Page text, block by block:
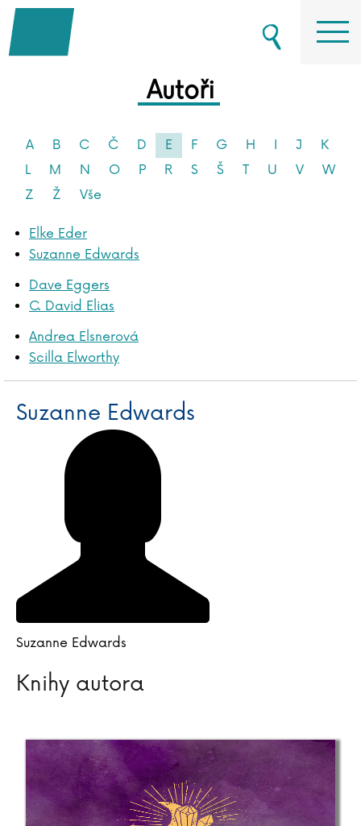
Autoři
A B C Č D E F G H I J
K
L
M N O P R S Š T U V
W
Z
Ž Vše
Elke Eder
Suzanne Edwards
Dave Eggers
C. David Elias
Andrea Elsnerová
Scilla Elworthy
Suzanne Edwards
Suzanne Edwards
Knihy autora